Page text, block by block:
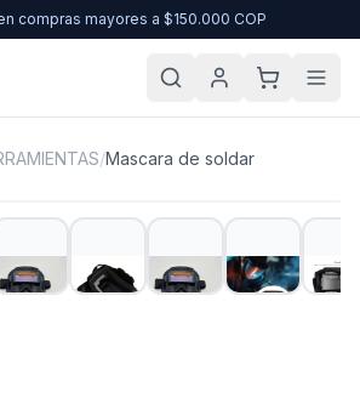
compras mayores a $150.000 COP
/Mascara de soldar